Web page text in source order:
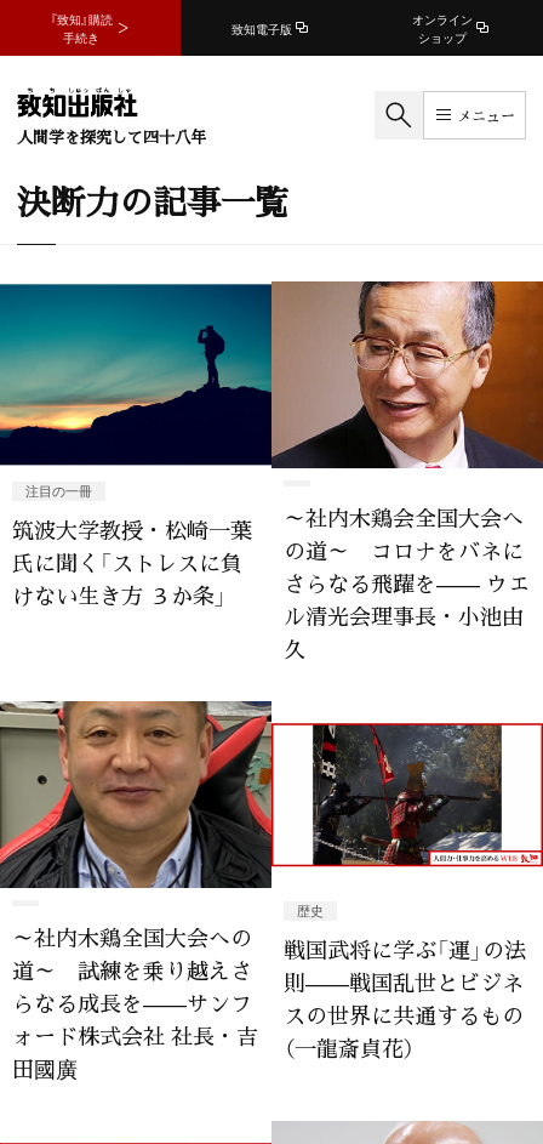
『致知』購読
手続き
致知電子版
オンライン
ショップ
人間学を探究して四十八年
メニュー
決断力の記事一覧
注目の一冊
筑波大学教授・松崎一葉
氏に聞く「ストレスに負
けない生き方 ３か条」
～社内木鶏会全国大会へ
の道～ コロナをバネに
さらなる飛躍を—— ウエ
ル清光会理事長・小池由
久
～社内木鶏全国大会への
道～ 試練を乗り越えさ
らなる成長を——サンフ
ォード株式会社 社長・吉
田國廣
歴史
戦国武将に学ぶ「運」の法
則——戦国乱世とビジネ
スの世界に共通するもの
（一龍斎貞花）